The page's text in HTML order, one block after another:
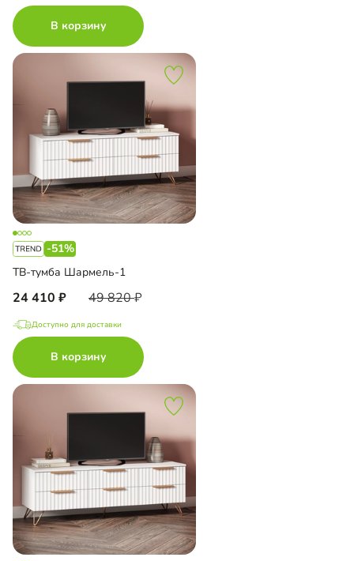
В корзину
-51%
ТВ-тумба Шармель-1
24 410 49 820
Доступно для доставки
В корзину